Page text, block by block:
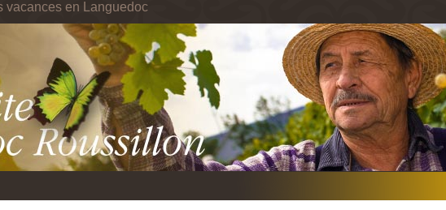
vacances en Languedoc